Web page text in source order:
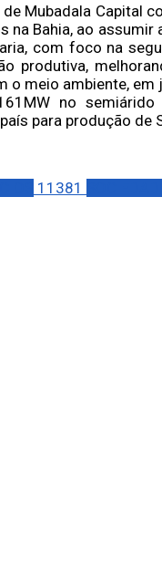
Mubadala Capital
Bahia, ao assumir
com foco na
produtiva,
meio ambiente,
no semiárido
para produção de
11381